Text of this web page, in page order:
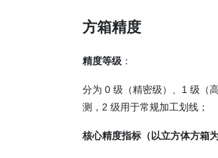
方箱精度
精度等级 ：
分为 0 级（精密级）、1 级（
测，2 级用于常规加工划线；
核心精度指标（以立方体方箱